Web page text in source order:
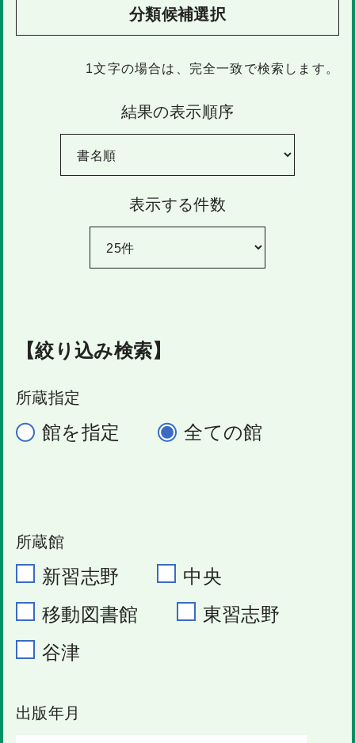
分類候補選択
1文字の場合は、完全一致で検索します。
結果の表示順序
表示する件数
【絞り込み検索】
所蔵指定
館を指定 全ての館
所蔵館
新習志野
中央
移動図書館
東習志野
谷津
出版年月